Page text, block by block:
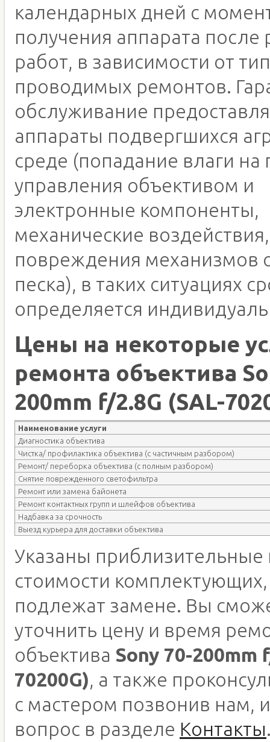
календарных дней с
получения аппарата
работ, в зависимости от
проводимых ремонтов.
обслуживание
аппараты подвергшихся
среде (попадание влаги на
управления объективом и
электронные компоненты,
механические воздействия,
повреждения механизмов
песка), в таких ситуациях
определяется
Цены на некоторые
ремонта объектива
200mm f/2.8G (SAL-
Наименование услуги
Диагностика объектива
Чистка/ профилактика объектива (с частичным разбором)
Ремонт/ переборка объектива (с полным разбором)
Снятие поврежденного светофильтра
Ремонт или замена байонета
Ремонт контактных групп и шлейфов объектива
Надбавка за срочность
Выезд курьера для доставки объектива
Указаны приблизительные
стоимости
подлежат замене. Вы
уточнить цену и время
объектива Sony 70-200mm
70200G), а также
с мастером позвонив нам,
вопрос в разделе Контакты